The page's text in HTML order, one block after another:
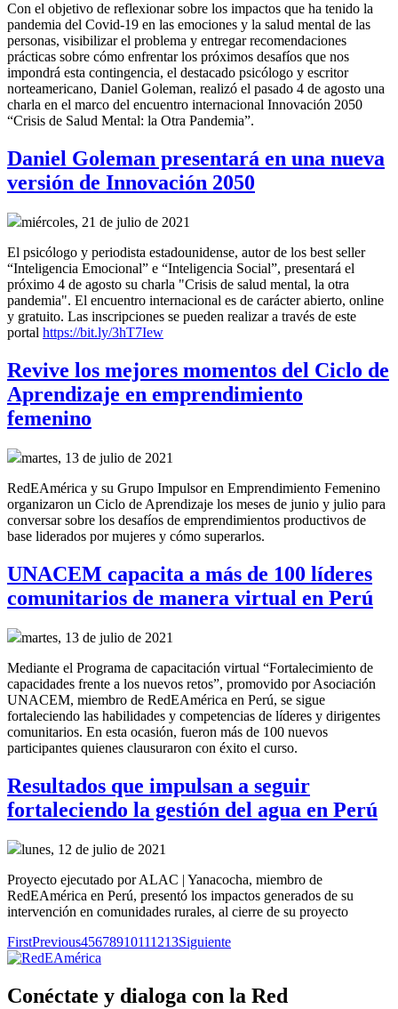
Con el objetivo de reflexionar sobre los impactos que ha tenido la
pandemia del Covid-19 en las emociones y la salud mental de las
personas, visibilizar el problema y entregar recomendaciones
prácticas sobre cómo enfrentar los próximos desafíos que nos
impondrá esta contingencia, el destacado psicólogo y escritor
norteamericano, Daniel Goleman, realizó el pasado 4 de agosto una
charla en el marco del encuentro internacional Innovación 2050
“Crisis de Salud Mental: la Otra Pandemia”.
Daniel Goleman presentará en una nueva
versión de Innovación 2050
miércoles, 21 de julio de 2021
El psicólogo y periodista estadounidense, autor de los best seller
“Inteligencia Emocional” e “Inteligencia Social”, presentará el
próximo 4 de agosto su charla "Crisis de salud mental, la otra
pandemia". El encuentro internacional es de carácter abierto, online
y gratuito. Las inscripciones se pueden realizar a través de este
portal https://bit.ly/3hT7Iew
Revive los mejores momentos del Ciclo de
Aprendizaje en emprendimiento
femenino
martes, 13 de julio de 2021
RedEAmérica y su Grupo Impulsor en Emprendimiento Femenino
organizaron un Ciclo de Aprendizaje los meses de junio y julio para
conversar sobre los desafíos de emprendimientos productivos de
base liderados por mujeres y cómo superarlos.
UNACEM capacita a más de 100 líderes
comunitarios de manera virtual en Perú
martes, 13 de julio de 2021
Mediante el Programa de capacitación virtual “Fortalecimiento de
capacidades frente a los nuevos retos”, promovido por Asociación
UNACEM, miembro de RedEAmérica en Perú, se sigue
fortaleciendo las habilidades y competencias de líderes y dirigentes
comunitarios. En esta ocasión, fueron más de 100 nuevos
participantes quienes clausuraron con éxito el curso.
Resultados que impulsan a seguir
fortaleciendo la gestión del agua en Perú
lunes, 12 de julio de 2021
Proyecto ejecutado por ALAC | Yanacocha, miembro de
RedEAmérica en Perú, presentó los impactos generados de su
intervención en comunidades rurales, al cierre de su proyecto
FirstPrevious45678910111213Siguiente
Conéctate y dialoga con la Red